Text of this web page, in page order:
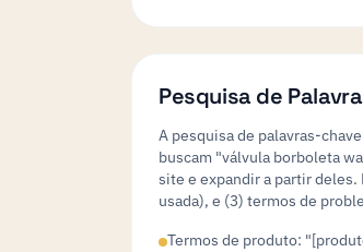
Pesquisa de
A pesquisa de palavras-
buscam "válvula borboleta
site e expandir a partir deles.
usada), e (3) termos de
Termos de produto: